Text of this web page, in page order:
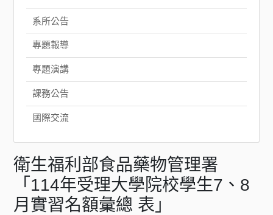
系所公告
專題報導
專題演講
課務公告
國際交流
衛生福利部食品藥物管理署
「114年受理大學院校學生7、8
月實習名額彙總 表」